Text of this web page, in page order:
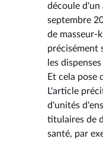
découle d'un
septembre
de masseur-
précisément
les
Et cela pose
L'article
d'unités
titulaires de
santé, par